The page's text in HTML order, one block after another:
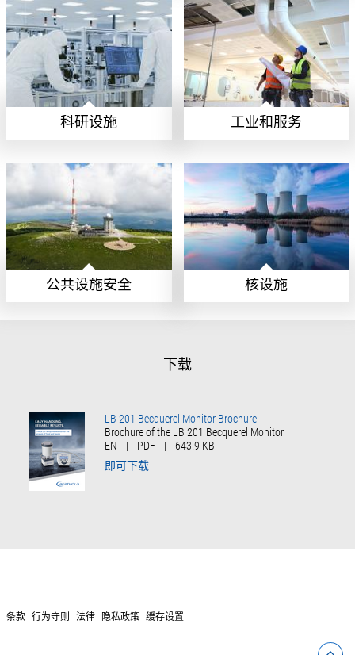
科研设施 工业和服务
公共设施安全 核设施
下载
LB 201 Becquerel Monitor Brochure
Brochure of the LB 201 Becquerel Monitor
EN
| PDF |
643.9 KB
即可下载
条款 行为守则 法律 隐私政策 缓存设置